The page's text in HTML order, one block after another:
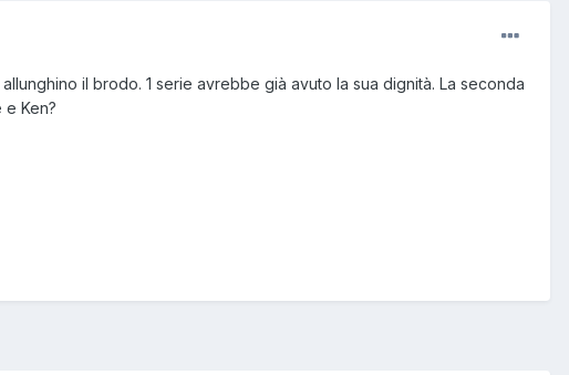
il brodo. 1 serie avrebbe già avuto la sua dignità. La seconda
Ken?